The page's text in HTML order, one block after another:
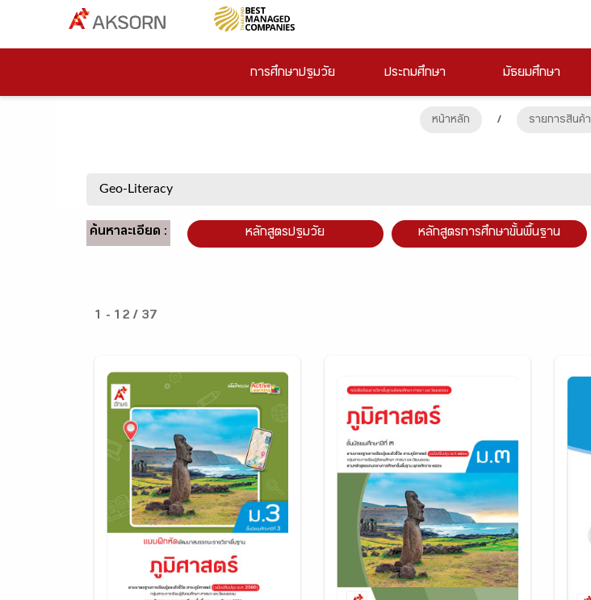
การศึกษาปฐมวัย ประถมศึกษา มัธยมศึกษา
หน้าหลัก / รายการสินค้า
ค้นหาละเอียด : หลักสูตรปฐมวัย หลักสูตรการศึกษาขั้นพื้นฐาน
1 - 12 / 37